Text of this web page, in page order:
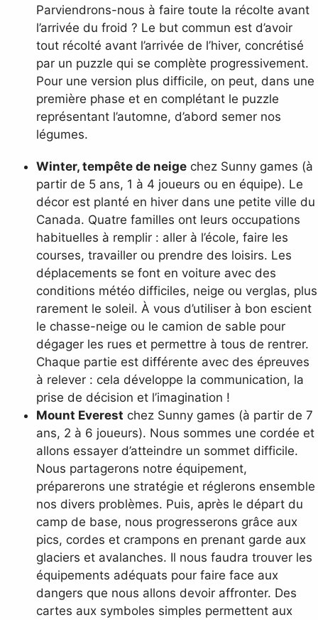
Parviendrons-nous à faire toute la récolte avant
l’arrivée du froid ? Le but commun est d’avoir
tout récolté avant l’arrivée de l’hiver, concrétisé
par un puzzle qui se complète progressivement.
Pour une version plus difficile, on peut, dans une
première phase et en complétant le puzzle
représentant l’automne, d’abord semer nos
légumes.
Winter, tempête de neige chez Sunny games (à
partir de 5 ans, 1 à 4 joueurs ou en équipe). Le
décor est planté en hiver dans une petite ville du
Canada. Quatre familles ont leurs occupations
habituelles à remplir : aller à l’école, faire les
courses, travailler ou prendre des loisirs. Les
déplacements se font en voiture avec des
conditions météo difficiles, neige ou verglas, plus
rarement le soleil. À vous d’utiliser à bon escient
le chasse-neige ou le camion de sable pour
dégager les rues et permettre à tous de rentrer.
Chaque partie est différente avec des épreuves
à relever : cela développe la communication, la
prise de décision et l’imagination !
Mount Everest chez Sunny games (à partir de 7
ans, 2 à 6 joueurs). Nous sommes une cordée et
allons essayer d’atteindre un sommet difficile.
Nous partagerons notre équipement,
préparerons une stratégie et réglerons ensemble
nos divers problèmes. Puis, après le départ du
camp de base, nous progresserons grâce aux
pics, cordes et crampons en prenant garde aux
glaciers et avalanches. Il nous faudra trouver les
équipements adéquats pour faire face aux
dangers que nous allons devoir affronter. Des
cartes aux symboles simples permettent aux